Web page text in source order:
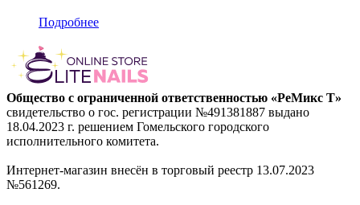
Подробнее
Общество с ограниченной ответственностью «РеМикс Т»
свидетельство о гос. регистрации №491381887 выдано
18.04.2023 г. решением Гомельского городского
исполнительного комитета.
Интернет-магазин внесён в торговый реестр 13.07.2023
№561269.